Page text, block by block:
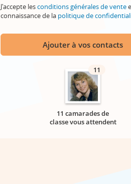
J'accepte lesconditions générales de vente
connaissance de la politique de
Ajouter à vos contacts
11
11 camarades de
classe vous attendent